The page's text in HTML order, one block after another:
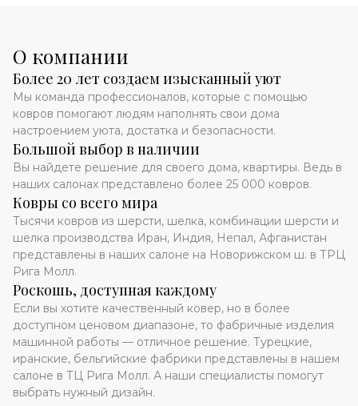
О компании
Более 20 лет создаем изысканный уют
Мы команда профессионалов, которые с помощью
ковров помогают людям наполнять свои дома
настроением уюта, достатка и безопасности.
Большой выбор в наличии
Вы найдете решение для своего дома, квартиры. Ведь в
наших салонах представлено более 25 000 ковров.
Ковры со всего мира
Тысячи ковров из шерсти, шелка, комбинации шерсти и
шелка производства Иран, Индия, Непал, Афганистан
представлены в наших салоне на Новорижском ш. в ТРЦ
Рига Молл.
Роскошь, доступная каждому
Если вы хотите качественный ковер, но в более
доступном ценовом диапазоне, то фабричные изделия
машинной работы — отличное решение. Турецкие,
иранские, бельгийские фабрики представлены в нашем
салоне в ТЦ Рига Молл. А наши специалисты помогут
выбрать нужный дизайн.